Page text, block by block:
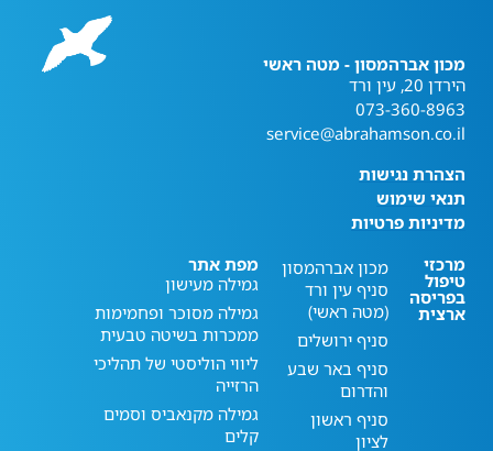
מכון אברהמסון - מטה ראשי
הירדן 20, עין ורד
073-360-8963
service@abrahamson.co.il
הצהרת נגישות
תנאי שימוש
מדיניות פרטיות
מרכזי
טיפול
בפריסה
ארצית
מכון אברהמסון
סניף עין ורד
(מטה ראשי)
סניף ירושלים
סניף באר שבע
והדרום
סניף ראשון
לציון
מפת אתר
גמילה מעישון
גמילה מסוכר ופחמימות
ממכרות בשיטה טבעית
ליווי הוליסטי של תהליכי
הרזייה
גמילה מקנאביס וסמים
קלים